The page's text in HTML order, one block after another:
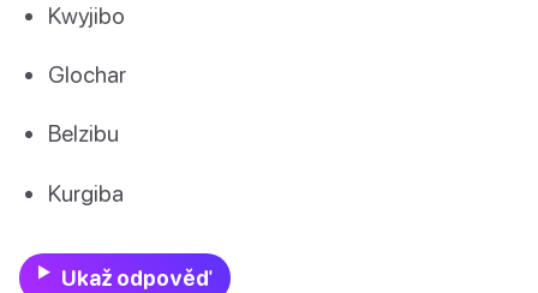
Kwyjibo
Glochar
Belzibu
Kurgiba
Ukaž odpověď